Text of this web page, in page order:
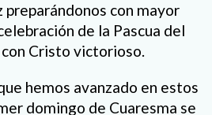
preparándonos con mayor
de la Pascua del
Cristo victorioso.
hemos avanzado en estos
domingo de Cuaresma se